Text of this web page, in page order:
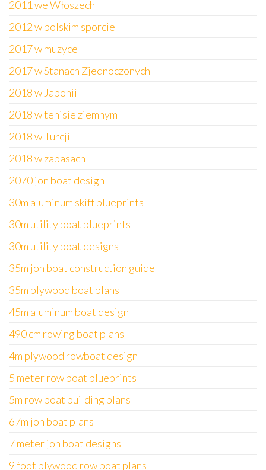
2011 we Włoszech
2012 w polskim sporcie
2017 w muzyce
2017 w Stanach Zjednoczonych
2018 w Japonii
2018 w tenisie ziemnym
2018 w Turcji
2018 w zapasach
2070 jon boat design
30m aluminum skiff blueprints
30m utility boat blueprints
30m utility boat designs
35m jon boat construction guide
35m plywood boat plans
45m aluminum boat design
490 cm rowing boat plans
4m plywood rowboat design
5 meter row boat blueprints
5m row boat building plans
67m jon boat plans
7 meter jon boat designs
9 foot plywood row boat plans